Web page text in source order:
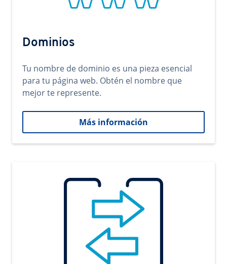
Dominios
Tu nombre de dominio es una pieza esencial
para tu página web. Obtén el nombre que
mejor te represente.
Más información